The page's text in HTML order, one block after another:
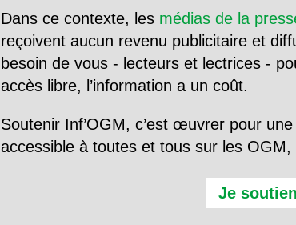
Dans ce contexte, les médias de la
reçoivent aucun revenu publicitaire et
besoin de vous - lecteurs et lectrices -
accès libre, l’information a un coût.
Soutenir Inf’OGM, c’est œuvrer pour
accessible à toutes et tous sur les
Je